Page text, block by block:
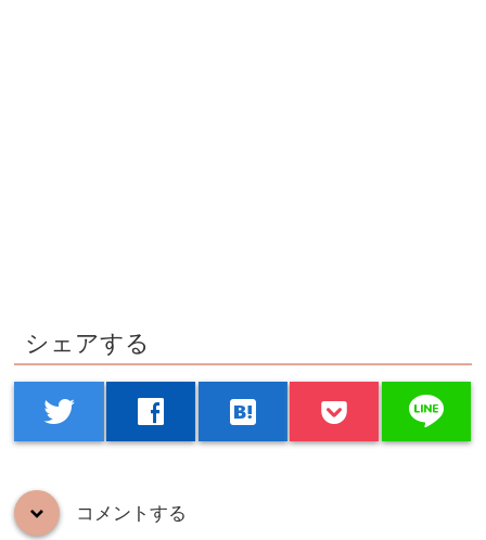
シェアする
twitter facebook hatenabookmark line
down コメントする